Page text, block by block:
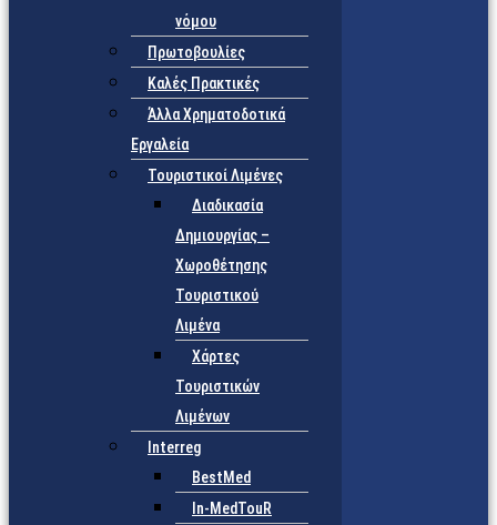
νόμου
Πρωτοβουλίες
Καλές Πρακτικές
Άλλα Χρηματοδοτικά
Εργαλεία
Τουριστικοί Λιμένες
Διαδικασία
Δημιουργίας –
Χωροθέτησης
Τουριστικού
Λιμένα
Χάρτες
Τουριστικών
Λιμένων
Interreg
BestMed
In-MedTouR